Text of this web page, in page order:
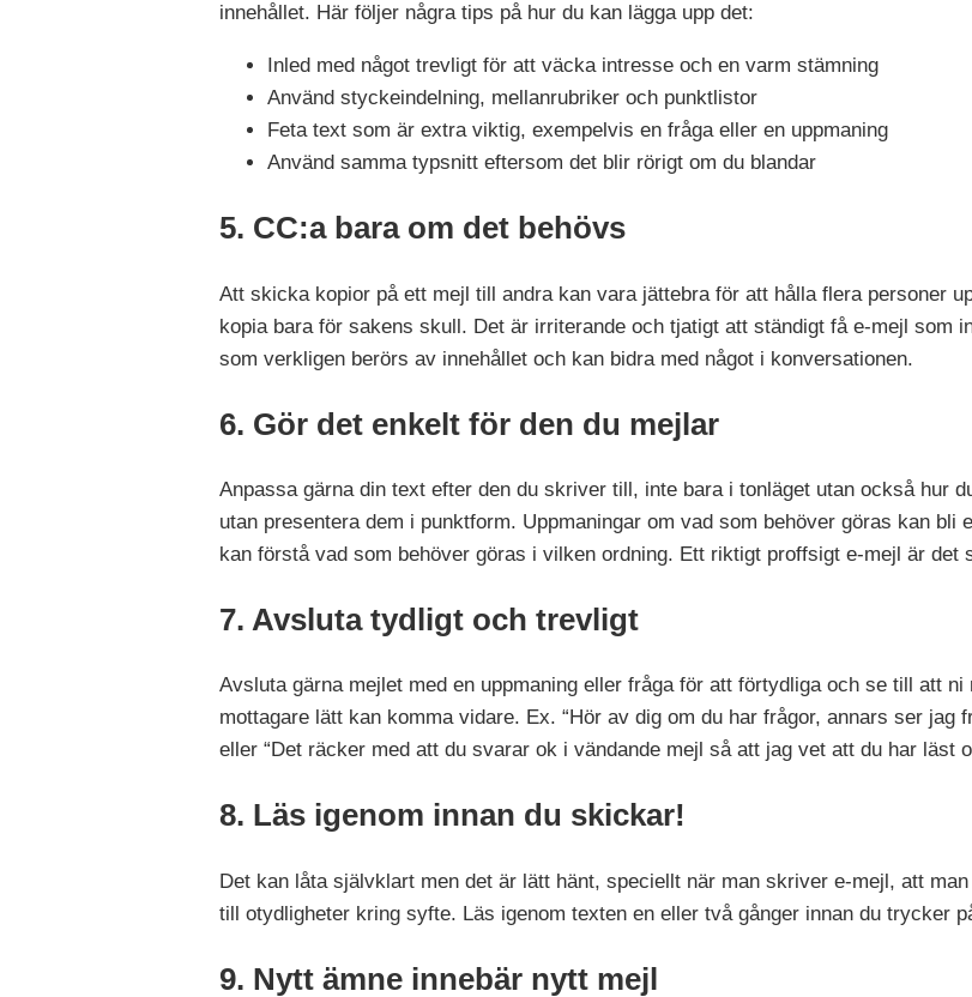
innehållet. Här följer några tips på hur du kan lägga upp det:
Inled med något trevligt för att väcka intresse och en varm stämning
Använd styckeindelning, mellanrubriker och punktlistor
Feta text som är extra viktig, exempelvis en fråga eller en uppmaning
Använd samma typsnitt eftersom det blir rörigt om du blandar
5. CC:a bara om det behövs
Att skicka kopior på ett mejl till andra kan vara jättebra för att hålla flera personer
kopia bara för sakens skull. Det är irriterande och tjatigt att ständigt få e-mejl som
som verkligen berörs av innehållet och kan bidra med något i konversationen.
6. Gör det enkelt för den du mejlar
Anpassa gärna din text efter den du skriver till, inte bara i tonläget utan också hur
utan presentera dem i punktform. Uppmaningar om vad som behöver göras kan
kan förstå vad som behöver göras i vilken ordning. Ett riktigt proffsigt e-mejl är det
7. Avsluta tydligt och trevligt
Avsluta gärna mejlet med en uppmaning eller fråga för att förtydliga och se till att
mottagare lätt kan komma vidare. Ex. “Hör av dig om du har frågor, annars ser jag
eller “Det räcker med att du svarar ok i vändande mejl så att jag vet att du har läst
8. Läs igenom innan du skickar!
Det kan låta självklart men det är lätt hänt, speciellt när man skriver e-mejl, att
till otydligheter kring syfte. Läs igenom texten en eller två gånger innan du trycker
9. Nytt ämne innebär nytt mejl